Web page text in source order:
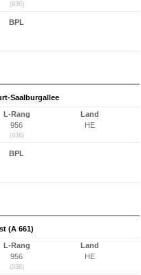
(936)
BPL
Saalburgallee
L-Rang
956
(936)
Land
HE
BPL
(A 661)
L-Rang
956
(936)
Land
HE